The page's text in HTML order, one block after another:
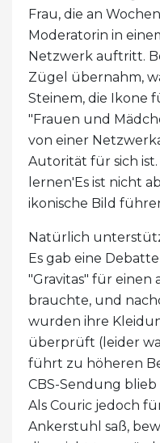
Frau, die an
Moderatorin in
Netzwerk auftritt.
Zügel übernahm,
Steinem, die Ikone
"Frauen und
von einer
Autorität für sich ist.
lernen'Es ist nicht
ikonische Bild
Natürlich
Es gab eine
"Gravitas" für einen
brauchte, und
wurden ihre
überprüft (leider
führt zu höheren
CBS-Sendung
Als Couric jedoch
Ankerstuhl saß,